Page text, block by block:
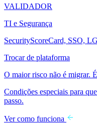
VALIDADOR
TI e Segurança
SecurityScoreCard, SSO,
Trocar de plataforma
O maior risco não é migrar.
Condições especiais para
passo.
Ver como funciona